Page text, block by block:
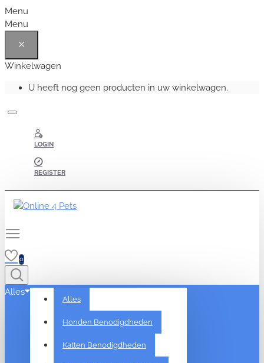
Menu
Menu
Winkelwagen
U heeft nog geen producten in uw winkelwagen.
LOGIN
REGISTER
0
Alles
Alles
Honden Benodigdheden
Katten Benodigdheden